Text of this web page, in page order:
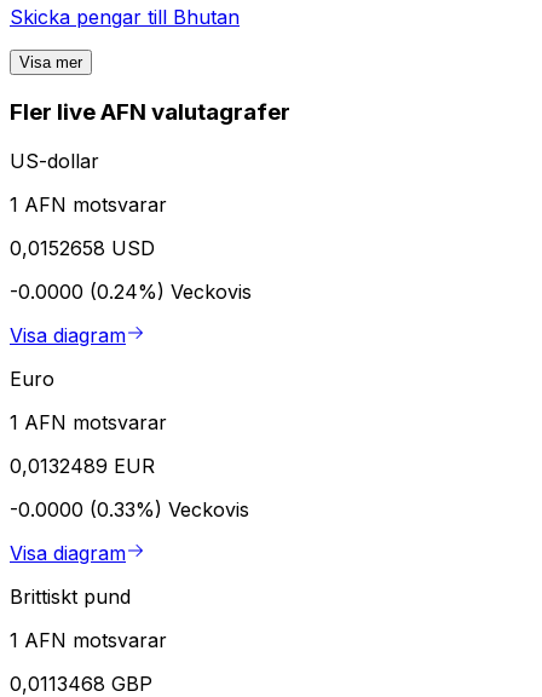
Skicka pengar till Bhutan
Visa mer
Fler live AFN valutagrafer
US-dollar
1 AFN motsvarar
0,0152658 USD
-0.0000 (0.24%) Veckovis
Visa diagram
Euro
1 AFN motsvarar
0,0132489 EUR
-0.0000 (0.33%) Veckovis
Visa diagram
Brittiskt pund
1 AFN motsvarar
0,0113468 GBP